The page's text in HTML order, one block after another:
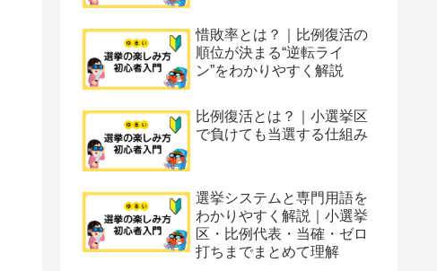
惜敗率とは？｜比例復活の
順位が決まる“逆転ライ
ン”をわかりやすく解説
比例復活とは？｜小選挙区
で負けても当選する仕組み
選挙システムと専門用語を
わかりやすく解説｜小選挙
区・比例代表・当確・ゼロ
打ちまでまとめて理解